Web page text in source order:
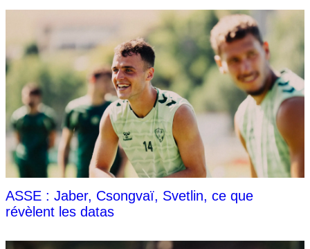
ASSE : Jaber, Csongvaï, Svetlin, ce que
révèlent les datas